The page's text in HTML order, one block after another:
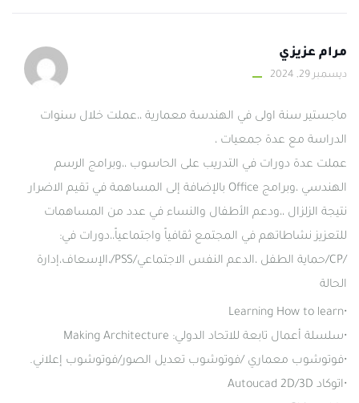
مرام عزيزي
ديسمبر 29, 2024
ماجستير سنة اولى في الهندسة معمارية ،،عملت خلال سنوات
الدراسة مع عدة جمعيات ،
عملت عدة دورات في التدريب على الحاسوب ،،وبرامج الرسم
الهندسي ،وبرامج Office بالإضافة إلى المساهمة في تقيم الاضرار
نتيجة الزلزال ،،ودعم الأطفال والنساء في عدد من المساهمات
للتعزيز نشاطاتهم في المجتمع ثقافياً واجتماعياً،،دورات في:
/CP/حماية الطفل ،الدعم النفس الاجتماعي/PSS/،الإسعاف،إدارة
الحالة
•Learning How to learn
•سلسلة أعمال تابعة للاتحاد الدولي: Making Architecture
•فوتوشوب معماري /فوتوشوب تعديل الصور/فوتوشوب إعلاني.
•اتوكاد Autoucad 2D/3D